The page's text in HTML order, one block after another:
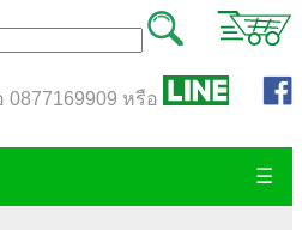
0877169909 หรือ
☰